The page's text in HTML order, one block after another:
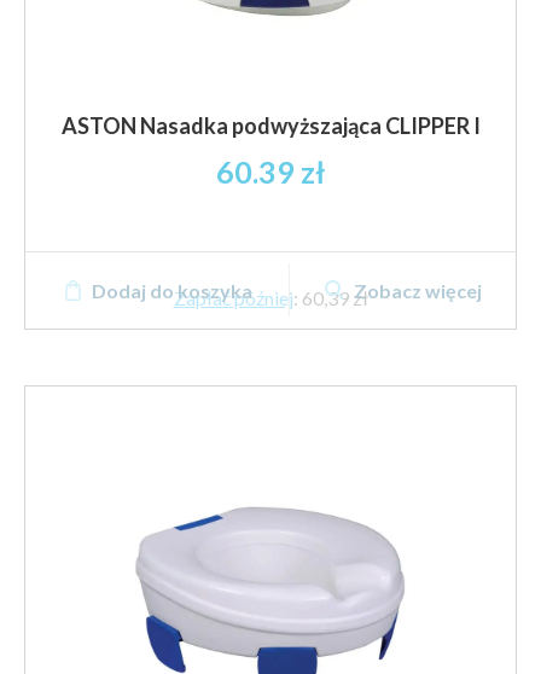
ASTON Nasadka podwyższająca CLIPPER I
60.39 zł
Zapłać później: 60,39 zł
Dodaj do koszyka Zobacz więcej